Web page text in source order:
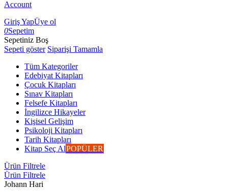
Account
Giriş YapÜye ol
0Sepetim
Sepetiniz Boş
Sepeti göster Siparişi Tamamla
Tüm Kategoriler
Edebiyat Kitapları
Çocuk Kitapları
Sınav Kitapları
Felsefe Kitapları
İngilizce Hikayeler
Kişisel Gelişim
Psikoloji Kitapları
Tarih Kitapları
Kitap Seç AlPOPÜLER
Ürün Filtrele
Ürün Filtrele
Johann Hari